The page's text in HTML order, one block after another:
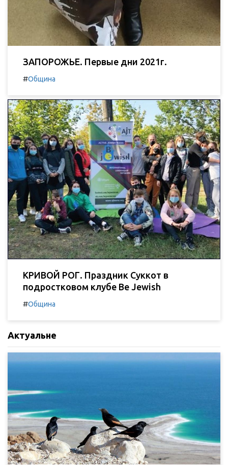
ЗАПОРОЖЬЕ. Первые дни 2021г.
#Община
КРИВОЙ РОГ. Праздник Суккот в
подростковом клубе Be Jewish
#Община
Актуальне